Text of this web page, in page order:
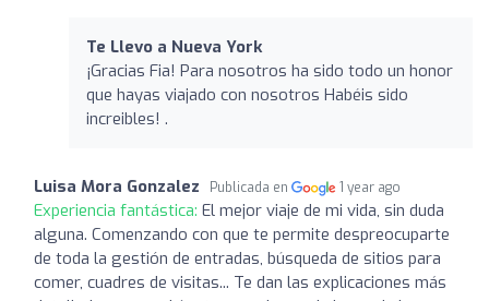
Te Llevo a Nueva York
¡Gracias Fia! Para nosotros ha sido todo un honor
que hayas viajado con nosotros Habéis sido
increibles! .
Luisa Mora Gonzalez Publicada en 1 year ago
Experiencia fantástica: El mejor viaje de mi vida, sin duda
alguna. Comenzando con que te permite despreocuparte
de toda la gestión de entradas, búsqueda de sitios para
comer, cuadres de visitas... Te dan las explicaciones más